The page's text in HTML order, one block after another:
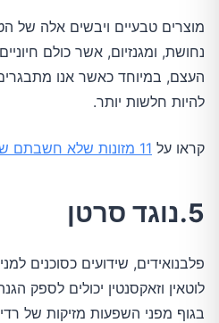
מוצרים טבעיים ויבשים אלה של
נחושת, ומגנזיום, אשר כולם
העצם, במיוחד כאשר אנו
להיות חלשות יותר.
קראו על 11 מזונות שלא חשבתם שטובים לעצמות שלכם
5.נוגד סרטן
פלבנואידים, שידועים כסוכנים
לוטאין וזאקסנטין יכולים לספק
בגוף מפני השפעות מזיקות של